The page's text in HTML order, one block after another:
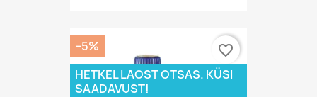
−5%
HETKEL LAOST OTSAS. KÜSI
SAADAVUST!
favorite_border